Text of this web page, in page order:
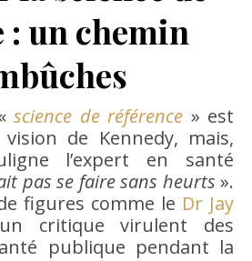
: un chemin
science de référence » est
de Kennedy, mais,
l’expert en santé
pas se faire sans heurts ».
figures comme le Dr Jay
critique virulent des
publique pendant la